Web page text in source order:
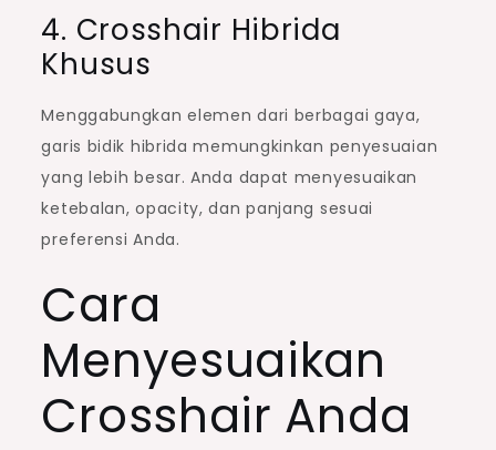
4. Crosshair Hibrida
Khusus
Menggabungkan elemen dari berbagai gaya,
garis bidik hibrida memungkinkan penyesuaian
yang lebih besar. Anda dapat menyesuaikan
ketebalan, opacity, dan panjang sesuai
preferensi Anda.
Cara
Menyesuaikan
Crosshair Anda